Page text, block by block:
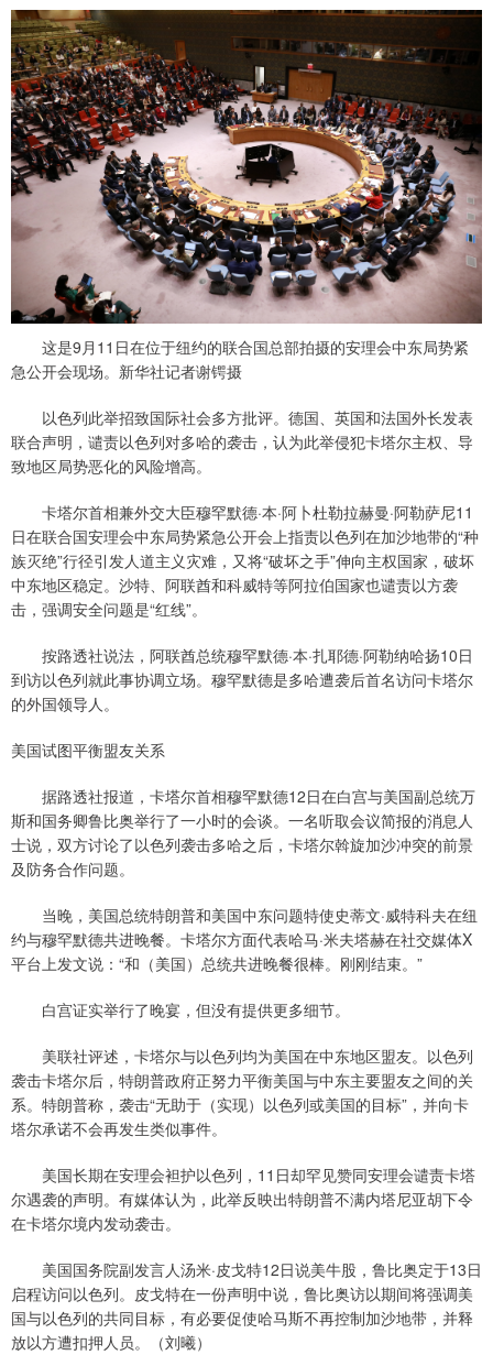
这是9月11日在位于纽约的联合国总部拍摄的安理会中东局势紧
急公开会现场。新华社记者谢锷摄
以色列此举招致国际社会多方批评。德国、英国和法国外长发表
联合声明，谴责以色列对多哈的袭击，认为此举侵犯卡塔尔主权、导
致地区局势恶化的风险增高。
卡塔尔首相兼外交大臣穆罕默德·本·阿卜杜勒拉赫曼·阿勒萨尼11
日在联合国安理会中东局势紧急公开会上指责以色列在加沙地带的“种
族灭绝”行径引发人道主义灾难，又将“破坏之手”伸向主权国家，破坏
中东地区稳定。沙特、阿联酋和科威特等阿拉伯国家也谴责以方袭
击，强调安全问题是“红线”。
按路透社说法，阿联酋总统穆罕默德·本·扎耶德·阿勒纳哈扬10日
到访以色列就此事协调立场。穆罕默德是多哈遭袭后首名访问卡塔尔
的外国领导人。
美国试图平衡盟友关系
据路透社报道，卡塔尔首相穆罕默德12日在白宫与美国副总统万
斯和国务卿鲁比奥举行了一小时的会谈。一名听取会议简报的消息人
士说，双方讨论了以色列袭击多哈之后，卡塔尔斡旋加沙冲突的前景
及防务合作问题。
当晚，美国总统特朗普和美国中东问题特使史蒂文·威特科夫在纽
约与穆罕默德共进晚餐。卡塔尔方面代表哈马·米夫塔赫在社交媒体X
平台上发文说：“和（美国）总统共进晚餐很棒。刚刚结束。”
白宫证实举行了晚宴，但没有提供更多细节。
美联社评述，卡塔尔与以色列均为美国在中东地区盟友。以色列
袭击卡塔尔后，特朗普政府正努力平衡美国与中东主要盟友之间的关
系。特朗普称，袭击“无助于（实现）以色列或美国的目标”，并向卡
塔尔承诺不会再发生类似事件。
美国长期在安理会袒护以色列，11日却罕见赞同安理会谴责卡塔
尔遇袭的声明。有媒体认为，此举反映出特朗普不满内塔尼亚胡下令
在卡塔尔境内发动袭击。
美国国务院副发言人汤米·皮戈特12日说美牛股，鲁比奥定于13日
启程访问以色列。皮戈特在一份声明中说，鲁比奥访以期间将强调美
国与以色列的共同目标，有必要促使哈马斯不再控制加沙地带，并释
放以方遭扣押人员。（刘曦）